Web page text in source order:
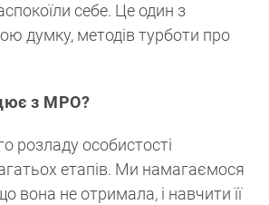
себе. Це один з
думку, методів турботи про
з МРО?
розладу особистості
етапів. Ми намагаємося
вона не отримала, і навчити її